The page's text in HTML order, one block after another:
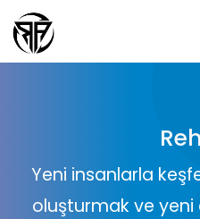
Yeni insanlarla
oluşturmak ve